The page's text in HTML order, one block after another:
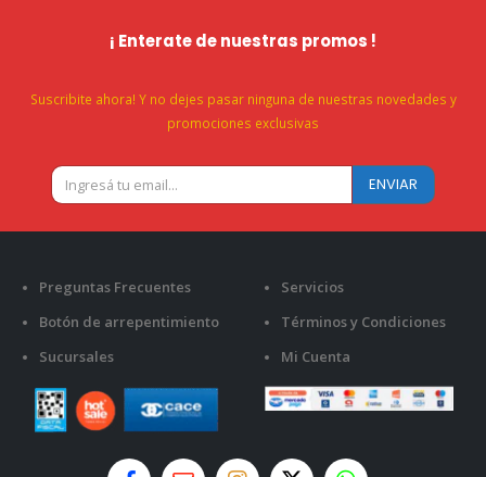
¡ Enterate de nuestras promos !
Suscribite ahora! Y no dejes pasar ninguna de nuestras novedades y
promociones exclusivas
Preguntas Frecuentes
Botón de arrepentimiento
Sucursales
Servicios
Términos y Condiciones
Mi Cuenta